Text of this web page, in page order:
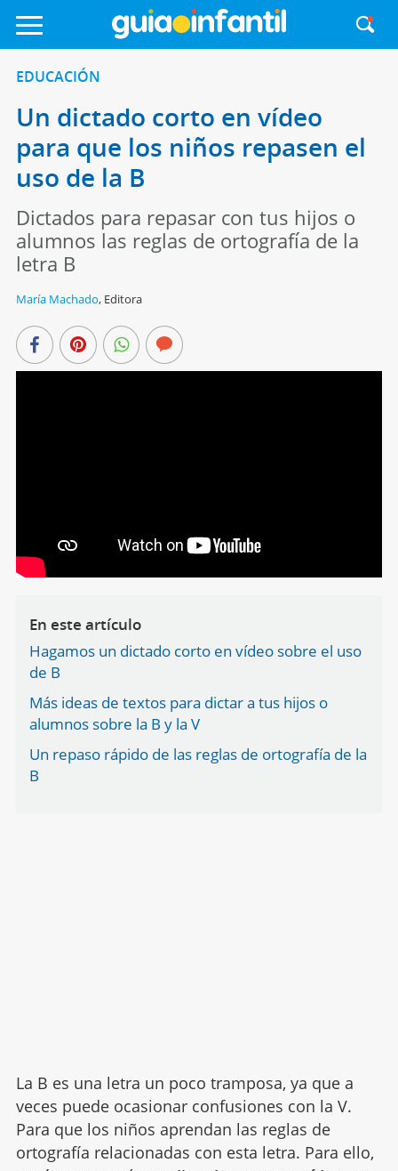
EDUCACIÓN
Un dictado corto en vídeo
para que los niños repasen el
uso de la B
Dictados para repasar con tus hijos o
alumnos las reglas de ortografía de la
letra B
María Machado, Editora
En este artículo
Hagamos un dictado corto en vídeo sobre el uso
de B
Más ideas de textos para dictar a tus hijos o
alumnos sobre la B y la V
Un repaso rápido de las reglas de ortografía de la
B
La B es una letra un poco tramposa, ya que a
veces puede ocasionar confusiones con la V.
Para que los niños aprendan las reglas de
ortografía relacionadas con esta letra. Para ello,